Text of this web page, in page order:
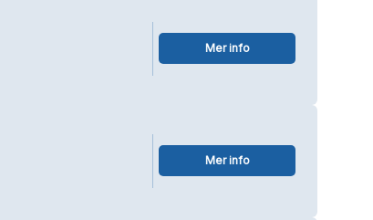
Mer info
Mer info